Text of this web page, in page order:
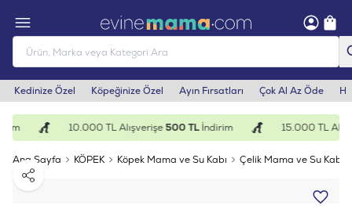
Kedinize Özel Köpeğinize Özel Ayın Fırsatları Çok Al Az Öde
10.000 TL Alışverişe500 TLİndirim 15.000 TL
Ana Sayfa KÖPEK Köpek Mama ve Su Kabı
Çelik Mama ve Su Kabı
Paylaş